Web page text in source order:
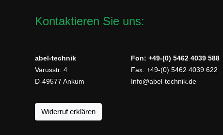
Kontaktieren Sie uns:
abel-technik
Varusstr. 4
D-49577 Ankum
Widerruf erklären
Fon: +49-(0) 5462 4039 588
Fax: +49-(0) 5462 4039 622
Info@abel-technik.de